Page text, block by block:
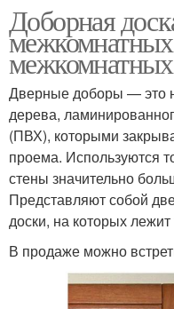
Доборная
Дверные доборы — это
дерева,
(ПВХ), которыми
проема. Используются
стены значительно
Представляют собой
доски, на которых
В продаже можно